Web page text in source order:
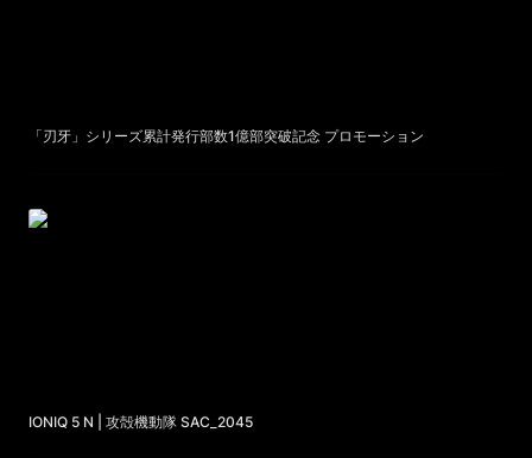
「刃牙」シリーズ累計発行部数1億部突破記念 プロモーション
IONIQ 5 N | 攻殻機動隊 SAC_2045
IONIQ 5 N | 攻殻機動隊 SAC_2045